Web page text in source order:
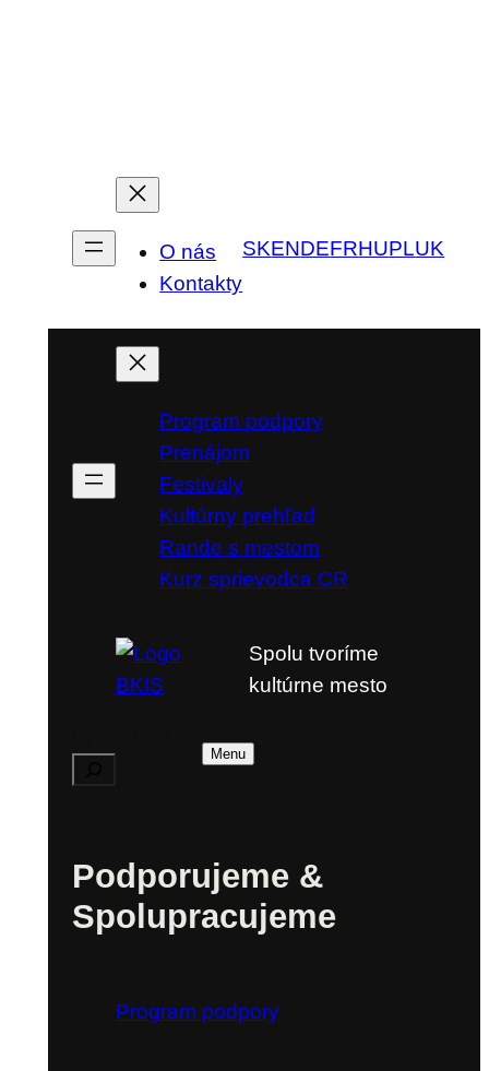
O nás
Kontakty
SKENDEFRHUPLUK
Program podpory
Prenájom
Festivaly
Kultúrny prehľad
Rande s mestom
Kurz sprievodca CR
Spolu tvoríme
kultúrne mesto
Menu
Podporujeme &
Spolupracujeme
Program podpory